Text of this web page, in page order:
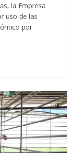
la Empresa
uso de las
por